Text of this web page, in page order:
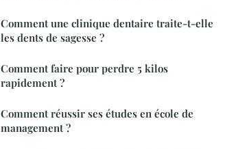
Comment une clinique dentaire traite-t-elle
les dents de sagesse ?
Comment faire pour perdre 5 kilos
rapidement ?
Comment réussir ses études en école de
management ?